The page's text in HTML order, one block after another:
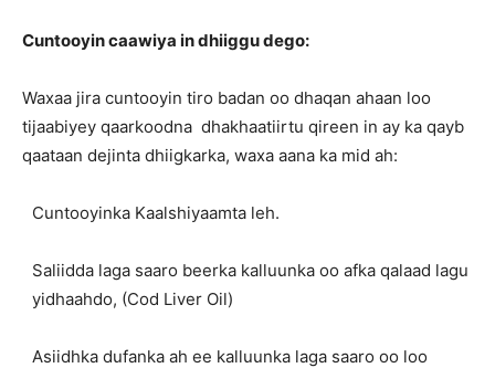
Cuntooyin caawiya in dhiiggu dego:
Waxaa jira cuntooyin tiro badan oo dhaqan ahaan loo
tijaabiyey qaarkoodna dhakhaatiirtu qireen in ay ka qayb
qaataan dejinta dhiigkarka, waxa aana ka mid ah:
Cuntooyinka Kaalshiyaamta leh.
Saliidda laga saaro beerka kalluunka oo afka qalaad lagu
yidhaahdo, (Cod Liver Oil)
Asiidhka dufanka ah ee kalluunka laga saaro oo loo